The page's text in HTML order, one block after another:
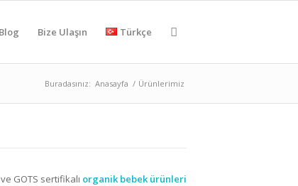
Blog Bize Ulaşın Türkçe
Buradasınız: Anasayfa / Ürünlerimiz
GOTS sertifikalı organik bebek ürünleri